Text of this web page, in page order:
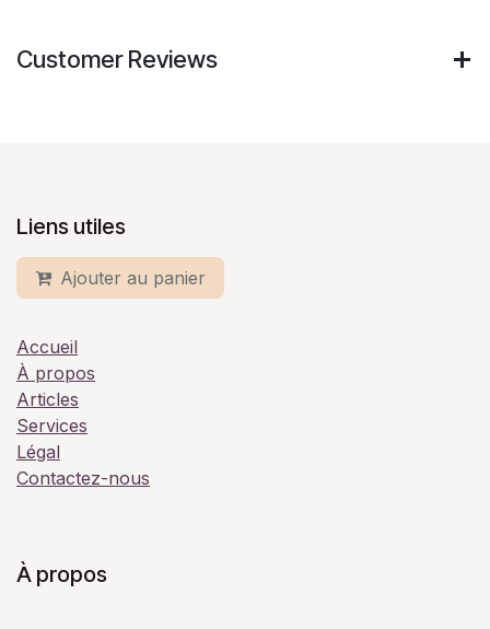
Customer Reviews
Liens utiles
Ajouter au panier
Accueil
À propos
Articles
Services
Légal
Contactez-nous
À propos